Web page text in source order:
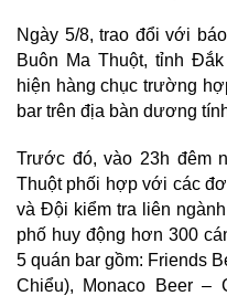
Ngày 5/8, trao đổi với
Buôn Ma Thuột, tỉnh
hiện hàng chục trường
bar trên địa bàn dương
Trước đó, vào 23h đêm
Thuột phối hợp với các
và Đội kiểm tra liên
phố huy động hơn 300
5 quán bar gồm: Friends
Chiểu), Monaco Beer –